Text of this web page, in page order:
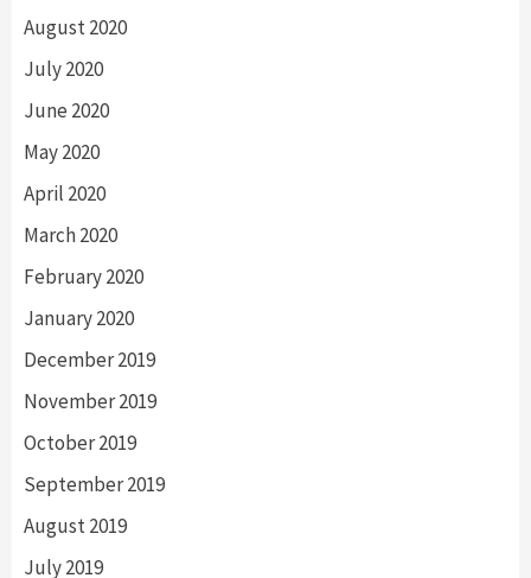
August 2020
July 2020
June 2020
May 2020
April 2020
March 2020
February 2020
January 2020
December 2019
November 2019
October 2019
September 2019
August 2019
July 2019